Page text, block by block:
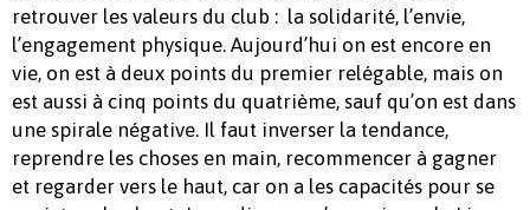
retrouver les valeurs du club : la solidarité, l’envie,
l’engagement physique. Aujourd’hui on est encore en
vie, on est à deux points du premier relégable, mais on
est aussi à cinq points du quatrième, sauf qu’on est dans
une spirale négative. Il faut inverser la tendance,
reprendre les choses en main, recommencer à gagner
et regarder vers le haut, car on a les capacités pour se